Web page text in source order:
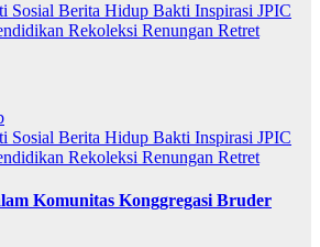
Sosial Berita Hidup Bakti Inspirasi JPIC
Rekoleksi Renungan Retret
Sosial Berita Hidup Bakti Inspirasi JPIC
Rekoleksi Renungan Retret
Komunitas Konggregasi Bruder